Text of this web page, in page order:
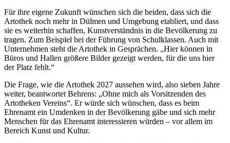
Für ihre eigene Zukunft wünschen sich die beiden, dass sich die
Artothek noch mehr in Dülmen und Umgebung etabliert, und dass
sie es weiterhin schaffen, Kunstverständnis in die Bevölkerung zu
tragen. Zum Beispiel bei der Führung von Schulklassen. Auch mit
Unternehmen steht die Artothek in Gesprächen. „Hier können in
Büros und Hallen größere Bilder gezeigt werden, für die uns hier
der Platz fehlt.“
Die Frage, wie die Artothek 2027 aussehen wird, also sieben Jahre
weiter, beantwortet Behrens: „Ohne mich als Vorsitzenden des
Artotheken Vereins“. Er würde sich wünschen, dass es beim
Ehrenamt ein Umdenken in der Bevölkerung gäbe und sich mehr
Menschen für das Ehrenamt interessieren würden – vor allem im
Bereich Kunst und Kultur.